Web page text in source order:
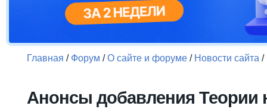
Главная / Форум /О сайте и форуме / Новости сайта /
Анонсы добавления Теории